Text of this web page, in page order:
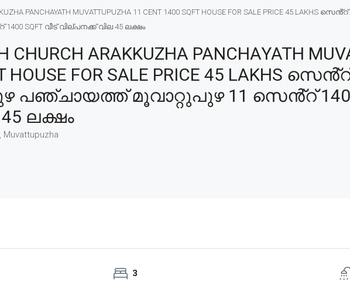
PANCHAYATH MUVATTUPUZHA 11 CENT 1400 SQFT HOUSE FOR SALE PRICE 45
SQFT വീട് വില്പനക്ക് വില 45 ലക്ഷം
CHURCH ARAKKUZHA PANCHAYATH
HOUSE FOR SALE PRICE 45 LAKHS
പഞ്ചായത്ത് മൂവാറ്റുപുഴ 11 സെൻ്റ് 1400
ലക്ഷം
Muvattupuzha
3